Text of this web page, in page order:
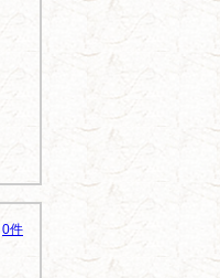
0件